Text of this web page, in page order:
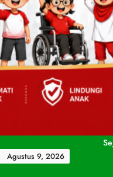
Agustus 9, 2026